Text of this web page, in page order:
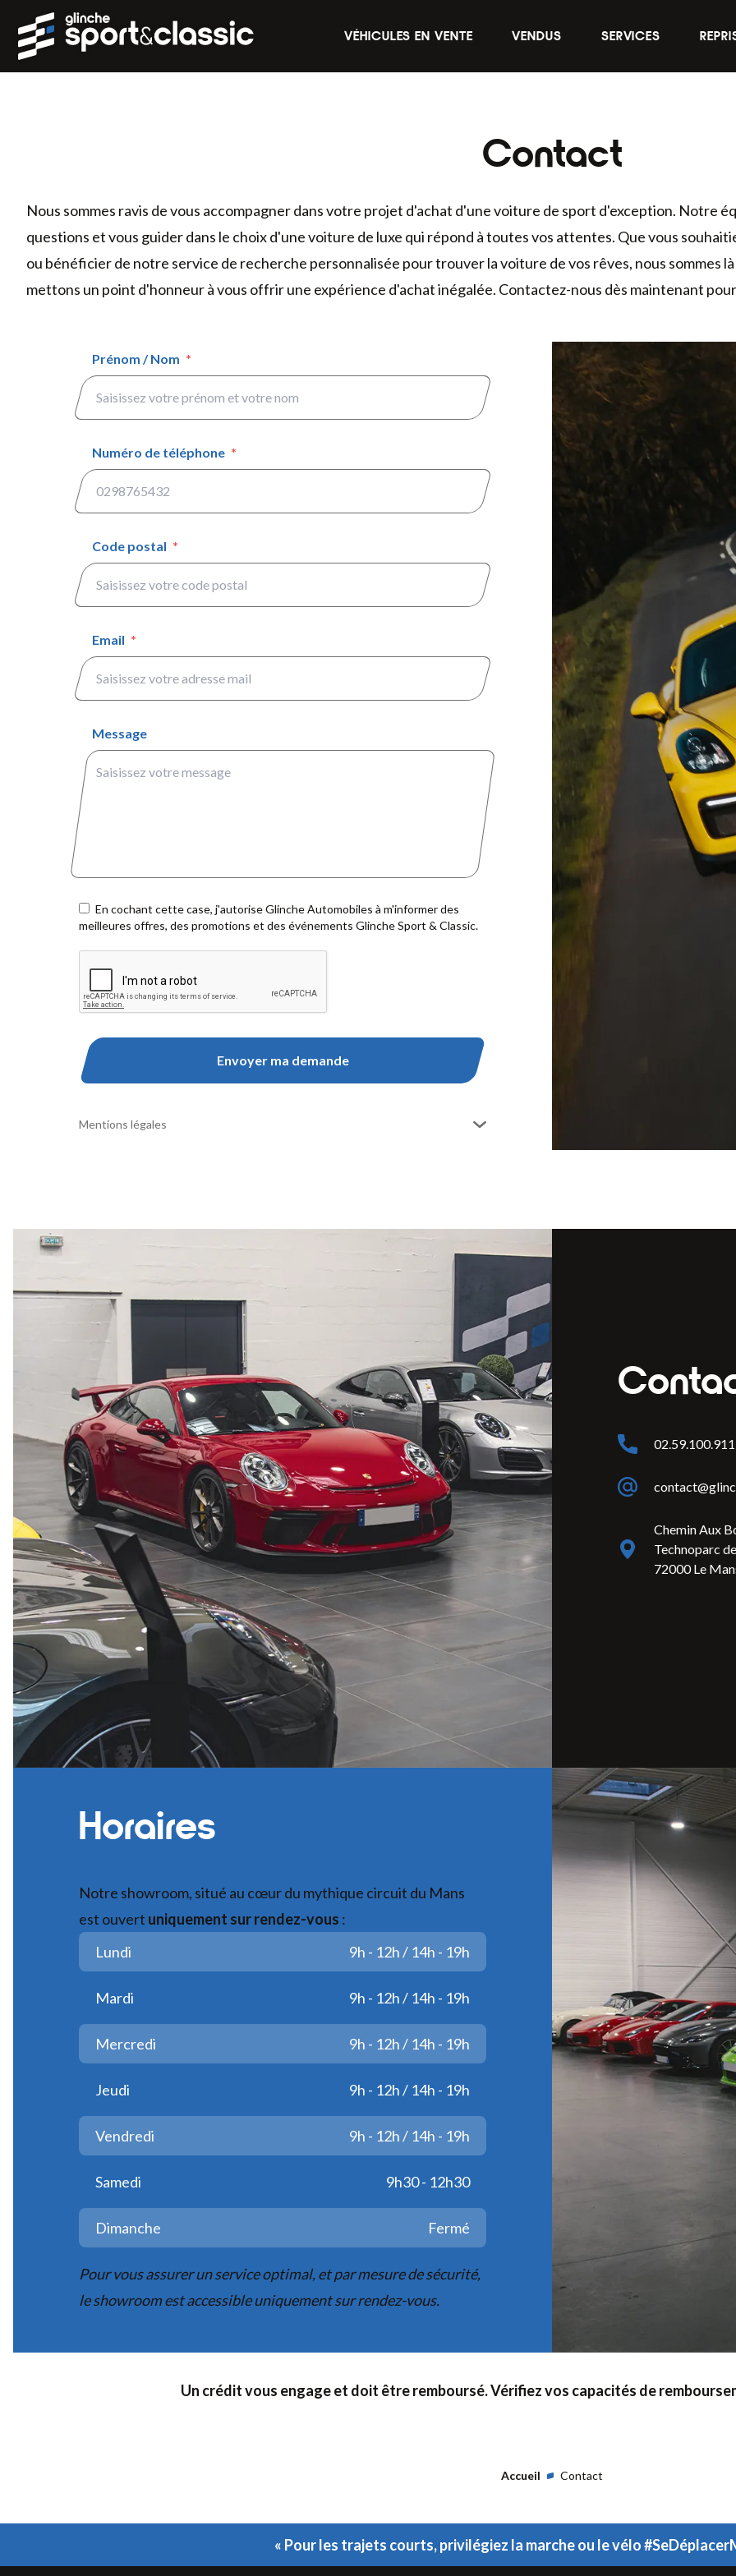
VÉHICULES EN VENTE VENDUS SERVICES
Extension de garantie
Contact
Nous sommes ravis de vous accompagner dans votre projet d'achat d'une voiture de sport d'exception. Notre
questions et vous guider dans le choix d'une voiture de luxe qui répond à toutes vos attentes. Que vous
ou bénéficier de notre service de recherche personnalisée pour trouver la voiture de vos rêves, nous sommes
mettons un point d'honneur à vous offrir une expérience d'achat inégalée. Contactez-nous dès maintenant
Prénom / Nom *
Numéro de téléphone *
Code postal *
Email *
Message
En cochant cette case, j'autorise Glinche Automobiles à m'informer des
meilleures offres, des promotions et des événements Glinche Sport & Classic.
Envoyer ma demande
Mentions légales
02.59.100.911
Chemin Aux
Technoparc
72000 Le
Horaires
Notre showroom, situé au cœur du mythique circuit du Mans
est ouvert uniquement sur rendez-vous :
Lundi
9h - 12h / 14h - 19h
Mardi 9h - 12h / 14h - 19h
Mercredi 9h - 12h / 14h - 19h
Jeudi 9h - 12h / 14h - 19h
Vendredi 9h - 12h / 14h - 19h
Samedi 9h30 - 12h30
Dimanche Fermé
Pour vous assurer un service optimal, et par mesure de sécurité,
le showroom est accessible uniquement sur rendez-vous.
Un crédit vous engage et doit être remboursé. Vérifiez vos capacités de
Accueil Contact
« Pour les trajets courts, privilégiez la marche ou le vélo